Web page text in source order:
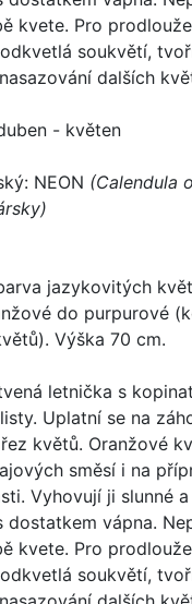
kvete. Pro
soukvětí,
dalších
- květen
NEON (Calendula
jazykovitých
do purpurové
Výška 70 cm.
letnička s
Uplatní se na
květů. Oranžové
směsí i na
Vyhovují ji slunné
dostatkem vápna.
kvete. Pro
soukvětí,